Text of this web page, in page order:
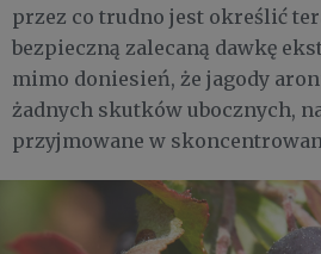
przez co trudno jest określić
bezpieczną zalecaną dawkę
mimo doniesień, że jagody
żadnych skutków ubocznych,
przyjmowane w